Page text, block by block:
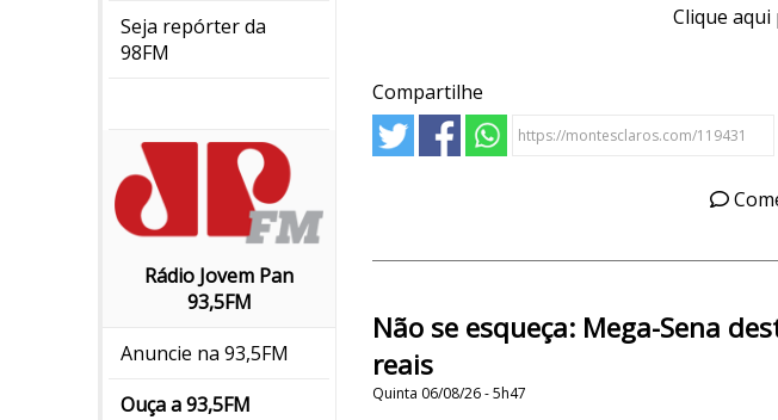
Seja repórter da
98FM
Rádio Jovem Pan
93,5FM
Anuncie na 93,5FM
Ouça a 93,5FM
Clique
Compartilhe
Não se esqueça: Mega-Sena
reais
Quinta 06/08/26 - 5h47